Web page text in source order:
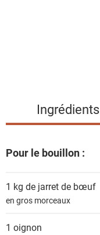
d
n
t
s
Ingrédients
Pour le bouillon :
1 kg de jarret de bœuf
en gros morceaux
1 oignon